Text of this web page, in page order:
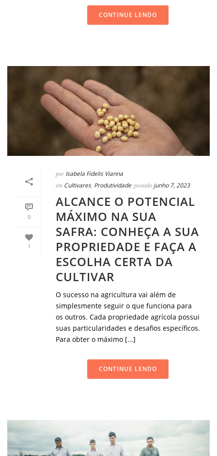
CONTINUE LENDO
0
1
por Isabela Fidelis Vianna
em Cultivares, Produtividade postado junho 7, 2023
ALCANCE O POTENCIAL
MÁXIMO NA SUA
SAFRA: CONHEÇA A SUA
PROPRIEDADE E FAÇA A
ESCOLHA CERTA DA
CULTIVAR
O sucesso na agricultura vai além de
simplesmente seguir o que funciona para
os outros. Cada propriedade agrícola possui
suas particularidades e desafios específicos.
Para obter o máximo [...]
CONTINUE LENDO